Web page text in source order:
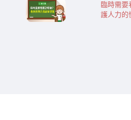
臨時需要
護人力的